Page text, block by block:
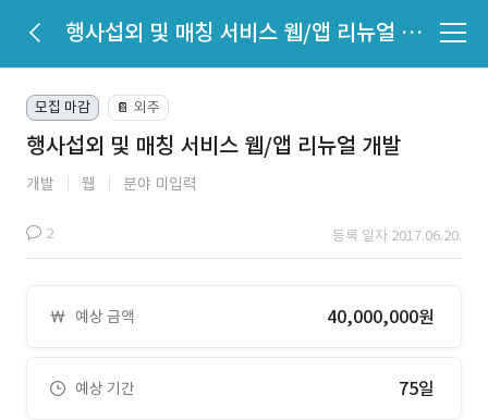
행사섭외 및 매칭 서비스 웹/앱 리뉴얼 개발
모집 마감 📔 외주
행사섭외 및 매칭 서비스 웹/앱 리뉴얼 개발
개발 웹 분야 미입력
2 등록 일자 2017.06.20.
예상 금액 40,000,000원
예상 기간 75일